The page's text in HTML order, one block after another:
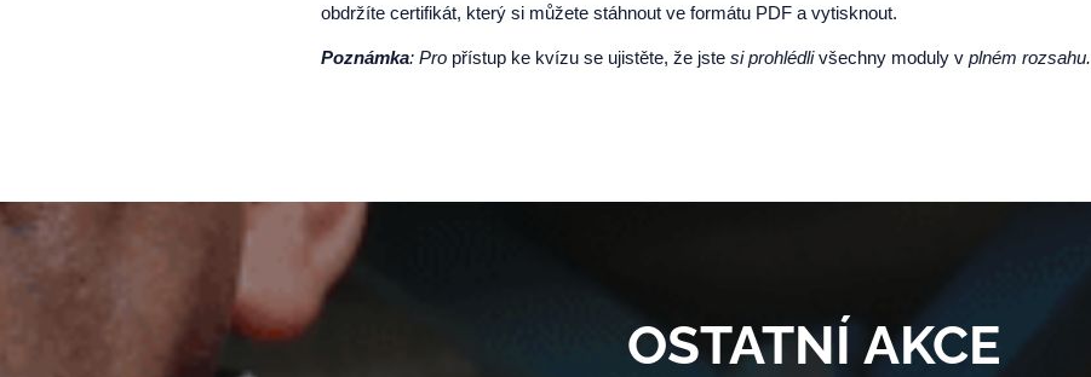
obdržíte certifikát, který si můžete stáhnout ve formátu PDF a vytisknout.
Poznámka: Pro přístup ke kvízu se ujistěte, že jstesi prohlédlivšechny moduly vplném rozsahu.
OSTATNÍ AKCE